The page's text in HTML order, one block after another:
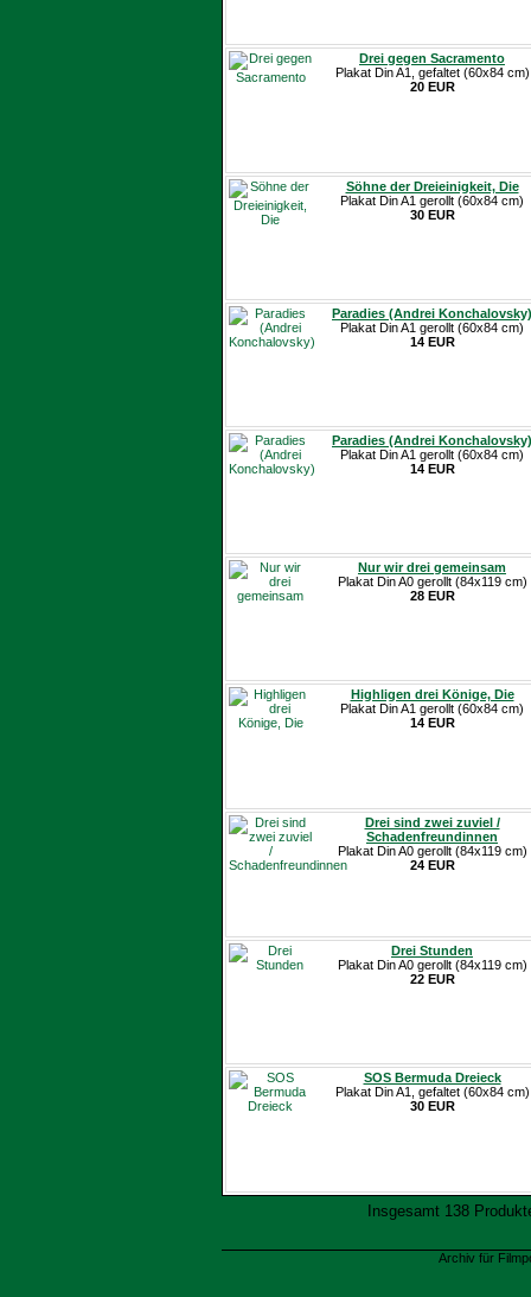
Drei gegen Sacramento
Plakat Din A1, gefaltet (60x84 cm)
20 EUR
Söhne der Dreieinigkeit, Die
Plakat Din A1 gerollt (60x84 cm)
30 EUR
Paradies (Andrei Konchalovsky)
Plakat Din A1 gerollt (60x84 cm)
14 EUR
Paradies (Andrei Konchalovsky)
Plakat Din A1 gerollt (60x84 cm)
14 EUR
Nur wir drei gemeinsam
Plakat Din A0 gerollt (84x119 cm)
28 EUR
Highligen drei Könige, Die
Plakat Din A1 gerollt (60x84 cm)
14 EUR
Drei sind zwei zuviel /
Schadenfreundinnen
Plakat Din A0 gerollt (84x119 cm)
24 EUR
Drei Stunden
Plakat Din A0 gerollt (84x119 cm)
22 EUR
SOS Bermuda Dreieck
Plakat Din A1, gefaltet (60x84 cm)
30 EUR
Insgesamt 138
Archiv für